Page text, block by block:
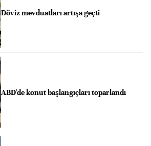
Döviz mevduatları artışa geçti
ABD'de konut başlangıçları toparlandı